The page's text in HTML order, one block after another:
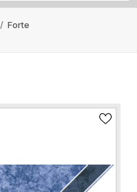
/ Forte